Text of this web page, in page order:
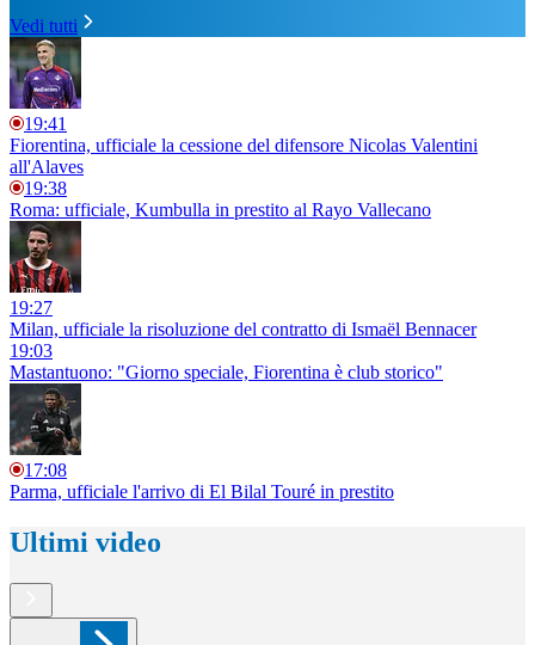
Vedi tutti
19:41
Fiorentina, ufficiale la cessione del difensore Nicolas Valentini
all'Alaves
19:38
Roma: ufficiale, Kumbulla in prestito al Rayo Vallecano
19:27
Milan, ufficiale la risoluzione del contratto di Ismaël Bennacer
19:03
Mastantuono: "Giorno speciale, Fiorentina è club storico"
17:08
Parma, ufficiale l'arrivo di El Bilal Touré in prestito
Ultimi video